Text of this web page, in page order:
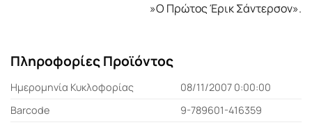
»Ο Πρώτος Έρικ Σάντερσον».
Πληροφορίες Προϊόντος
Ημερομηνία Κυκλοφορίας
08/11/2007 0:00:00
Barcode
9-789601-416359